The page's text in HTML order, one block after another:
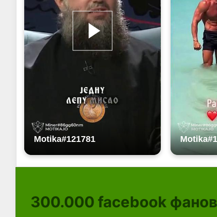
300.000 facebook